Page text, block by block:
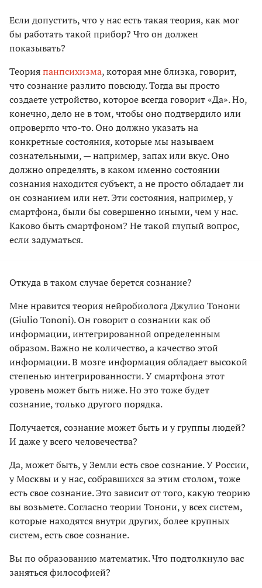
Если допустить, что у нас есть такая теория, как мог
бы работать такой прибор? Что он должен
показывать?
Теорияпанпсихизма, которая мне близка, говорит,
что сознание разлито повсюду. Тогда вы просто
создаете устройство, которое всегда говорит «Да». Но,
конечно, дело не в том, чтобы оно подтвердило или
опровергло что-то. Оно должно указать на
конкретные состояния, которые мы называем
сознательными, — например, запах или вкус. Оно
должно определять, в каком именно состоянии
сознания находится субъект, а не просто обладает ли
он сознанием или нет. Эти состояния, например, у
смартфона, были бы совершенно иными, чем у нас.
Каково быть смартфоном? Не такой глупый вопрос,
если задуматься.
Откуда в таком случае берется сознание?
Мне нравится теория нейробиолога Джулио Тонони
(Giulio Tononi). Он говорит о сознании как об
информации, интегрированной определенным
образом. Важно не количество, а качество этой
информации. В мозге информация обладает высокой
степенью интегрированности. У смартфона этот
уровень может быть ниже. Но это тоже будет
сознание, только другого порядка.
Получается, сознание может быть и у группы людей?
И даже у всего человечества?
Да, может быть, у Земли есть свое сознание. У России,
у Москвы и у нас, собравшихся за этим столом, тоже
есть свое сознание. Это зависит от того, какую теорию
вы возьмете. Согласно теории Тонони, у всех систем,
которые находятся внутри других, более крупных
систем, есть свое сознание.
Вы по образованию математик. Что подтолкнуло вас
заняться философией?